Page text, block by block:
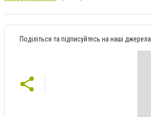
Поділіться та підписуйтесь на наші джерела